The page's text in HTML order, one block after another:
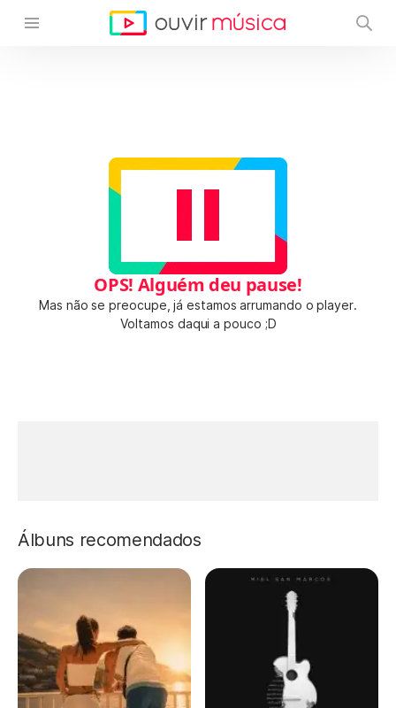
OPS! Alguém deu pause!
Mas não se preocupe, já estamos arrumando o player.
Voltamos daqui a pouco ;D
Álbuns recomendados